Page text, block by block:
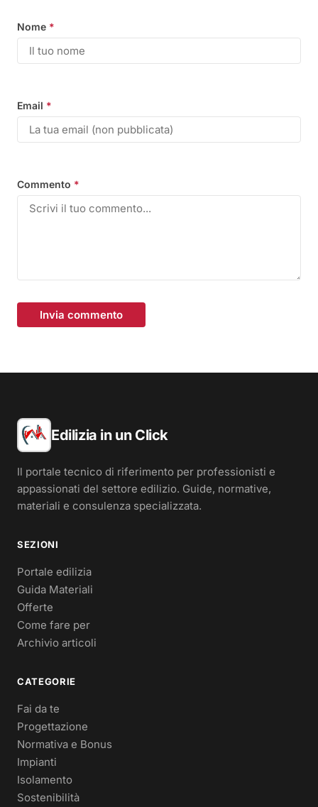
Nome *
Email *
Commento *
Invia commento
Edilizia in un Click
Il portale tecnico di riferimento per professionisti e
appassionati del settore edilizio. Guide, normative,
materiali e consulenza specializzata.
SEZIONI
Portale edilizia
Guida Materiali
Offerte
Come fare per
Archivio articoli
CATEGORIE
Fai da te
Progettazione
Normativa e Bonus
Impianti
Isolamento
Sostenibilità